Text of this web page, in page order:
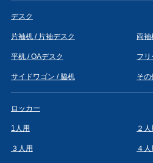
デスク
片袖机 / 片袖デスク 両袖
平机 / OAデスク フリ
サイドワゴン / 脇机 その
ロッカー
1人用 ２人
３人用 ４人